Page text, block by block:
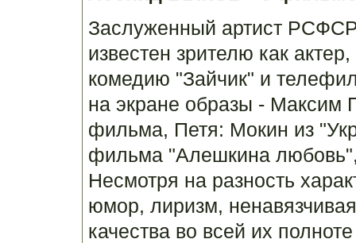
Заслуженный артист
известен зрителю как
комедию "Зайчик" и
на экране образы - Максим
фильма, Петя: Мокин из
фильма "Алешкина
Несмотря на разность
юмор, лиризм,
качества во всей их